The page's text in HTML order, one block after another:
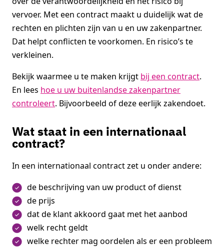
vervoer. Met een contract maakt u duidelijk wat de
rechten en plichten zijn van u en uw zakenpartner.
Dat helpt conflicten te voorkomen. En risico’s te
verkleinen.
Bekijk waarmee u te maken krijgt bij een contract.
En lees hoe u uw buitenlandse zakenpartner
controleert. Bijvoorbeeld of deze eerlijk zakendoet.
Wat staat in een internationaal
contract?
In een internationaal contract zet u onder andere:
de beschrijving van uw product of dienst
de prijs
dat de klant akkoord gaat met het aanbod
welk recht geldt
welke rechter mag oordelen als er een probleem